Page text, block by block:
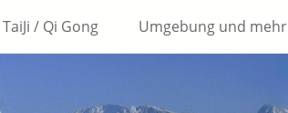
TaiJi / Qi Gong Umgebung und mehr